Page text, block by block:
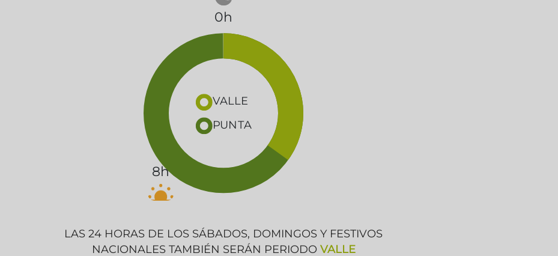
0h
VALLE
PUNTA
8h
LAS 24 HORAS DE LOS SÁBADOS, DOMINGOS Y FESTIVOS
NACIONALES TAMBIÉN SERÁN PERIODO VALLE